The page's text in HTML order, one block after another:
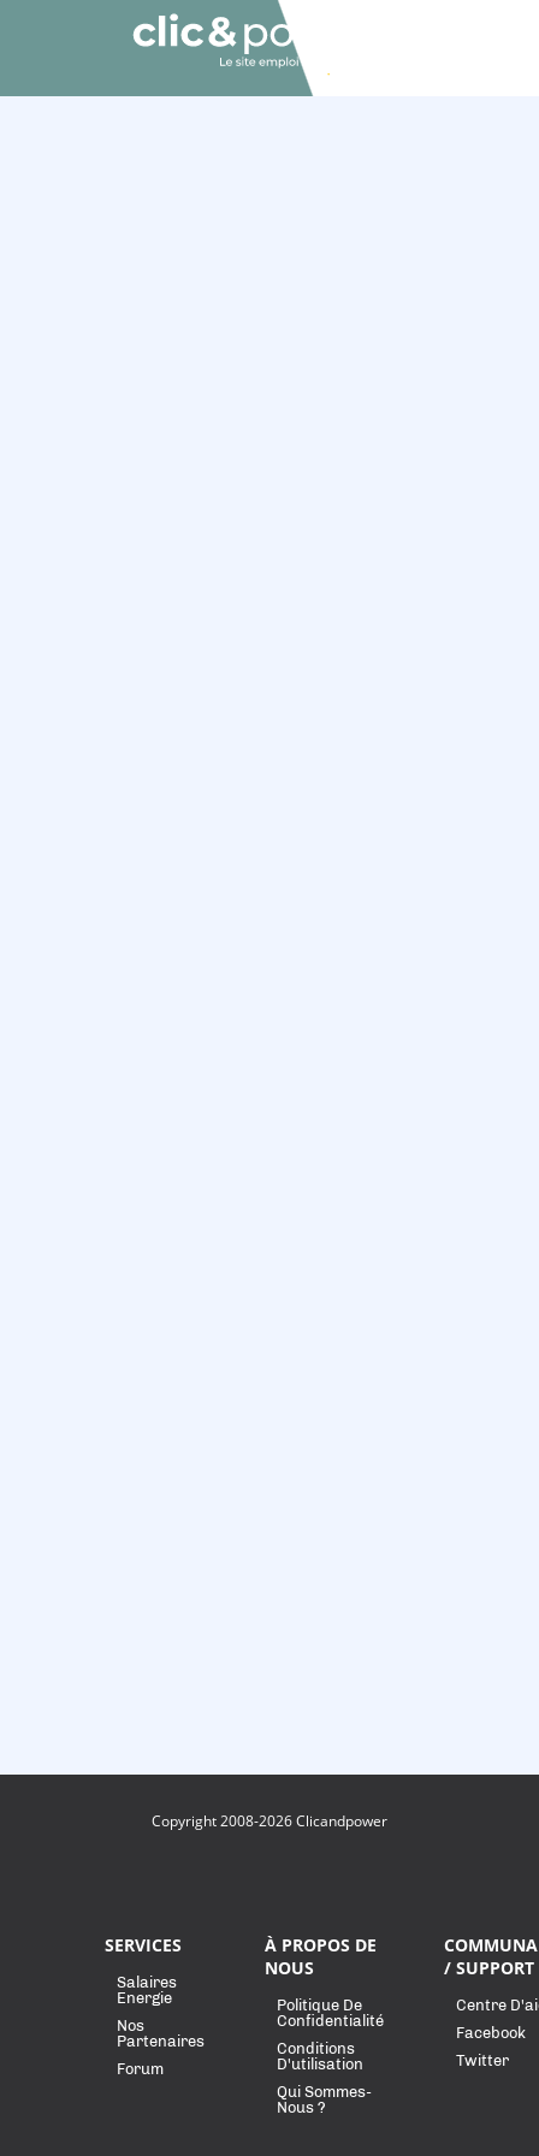
Copyright 2008-2026 Clicandpower
SERVICES
Salaires
Energie
Nos
Partenaires
Forum
À PROPOS DE
NOUS
Politique De
Confidentialité
Conditions
D'utilisation
Qui Sommes-
Nous ?
/ SUPPORT
Centre
Facebook
Twitter